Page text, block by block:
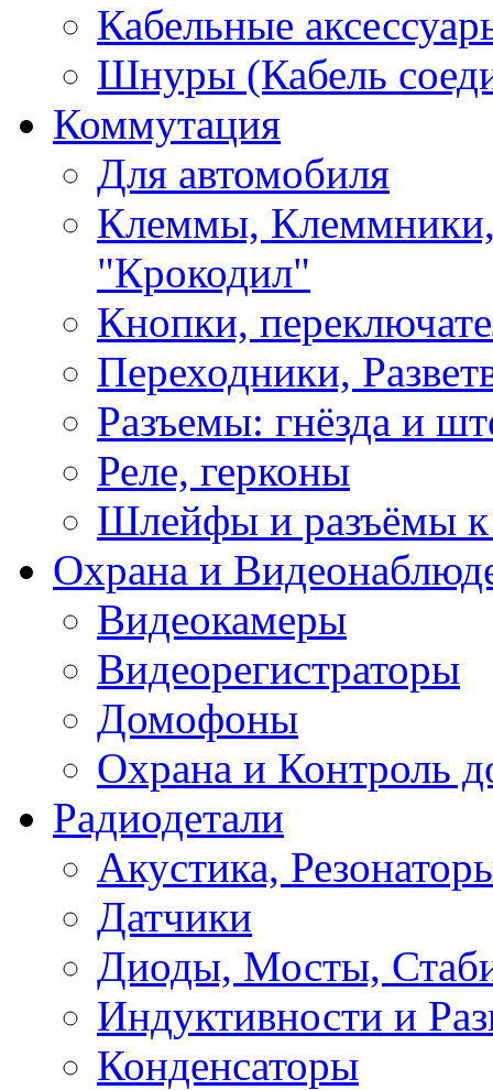
Кабельные
Шнуры (Кабель
Коммутация
Для автомобиля
Клеммы,
"Крокодил"
Кнопки,
Переходники,
Разъемы: гнёзда и
Реле, герконы
Шлейфы и разъёмы
Охрана и
Видеокамеры
Видеорегистраторы
Домофоны
Охрана и Контроль
Радиодетали
Акустика,
Датчики
Диоды, Мосты,
Индуктивности и
Конденсаторы